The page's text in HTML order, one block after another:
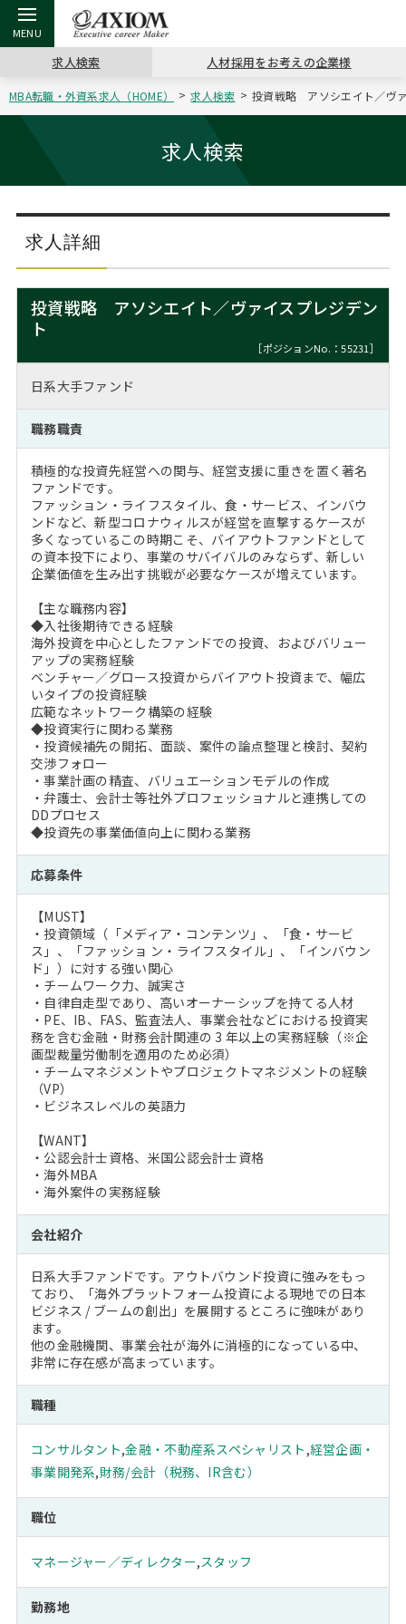
戻る
アクシアムの特長
戻る
コンサ
サービス案内
戻る
キャリ
コンサルタントの紹介
戻る
キャリア支援 TOP
キャリアデザイン講座
（最新求人市場動向）
戻る
MBAの
ステージ別アドバイス
MBAの転職事例
MBA留学生数の推移
戻る
日本か
インターン受入企業一覧
MBAを生かす求人特集
年齢と年収の相関図
戻る
転職ツール TOP
英文レジュメの書き方
戻る
パワー
職務経歴書の書き方
よくある面接Q&A集
戻る
転職コラム TOP
“展”職相談室
転職市場の明日をよめ
転職成功への4つの鍵
戻る
イベント・セミナー TOP
ジョブフェア
キャリアデザインセミナー
キャリアフォーラム
MBA NETWORKING
戻る
会社概要 TOP
沿革
主なクライアント
採用情報
求人検索 人材採用をお考えの企業様
MBA転職・外資系求人（HOME） 求人検索 投資戦略 アソシエイト／ヴ
求人検索
求人詳細
投資戦略 アソシエイト／ヴァイスプレジデン
ト
［ポジションNo.：55231］
日系大手ファンド
職務職責
積極的な投資先経営への関与、経営支援に重きを置く著名
ファンドです。
ファッション・ライフスタイル、食・サービス、インバウ
ンドなど、新型コロナウィルスが経営を直撃するケースが
多くなっているこの時期こそ、バイアウトファンドとして
の資本投下により、事業のサバイバルのみならず、新しい
企業価値を生み出す挑戦が必要なケースが増えています。
【主な職務内容】
◆入社後期待できる経験
海外投資を中心としたファンドでの投資、およびバリュー
アップの実務経験
ベンチャー／グロース投資からバイアウト投資まで、幅広
いタイプの投資経験
広範なネットワーク構築の経験
◆投資実行に関わる業務
・投資候補先の開拓、面談、案件の論点整理と検討、契約
交渉フォロー
・事業計画の精査、バリュエーションモデルの作成
・弁護士、会計士等社外プロフェッショナルと連携しての
DDプロセス
◆投資先の事業価値向上に関わる業務
応募条件
【MUST】
・投資領域（「メディア・コンテンツ」、「食・サービ
ス」、「ファッショ ン・ライフスタイル」、「インバウン
ド」）に対する強い関心
・チームワーク力、誠実さ
・自律自走型であり、高いオーナーシップを持てる人材
・PE、IB、FAS、監査法人、事業会社などにおける投資実
務を含む金融・財務会計関連の 3 年以上の実務経験（※企
画型裁量労働制を適用のため必須）
・チームマネジメントやプロジェクトマネジメントの経験
（VP）
・ビジネスレベルの英語力
【WANT】
・公認会計士資格、米国公認会計士資格
・海外MBA
・海外案件の実務経験
会社紹介
日系大手ファンドです。アウトバウンド投資に強みをもっ
ており、「海外プラットフォーム投資による現地での日本
ビジネス / ブームの創出」を展開するところに強味があり
ます。
他の金融機関、事業会社が海外に消極的になっている中、
非常に存在感が高まっています。
職種
コンサルタント,金融・不動産系スペシャリスト ,経営企画・
事業開発系,財務/会計（税務、IR含む）
職位
マネージャー／ディレクター,スタッフ
勤務地